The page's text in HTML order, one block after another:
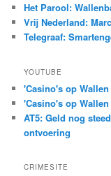
Het Parool:
Vrij Nederland:
Telegraaf:
YOUTUBE
'Casino's op
'Casino's op
AT5: Geld nog
ontvoering
CRIMESITE